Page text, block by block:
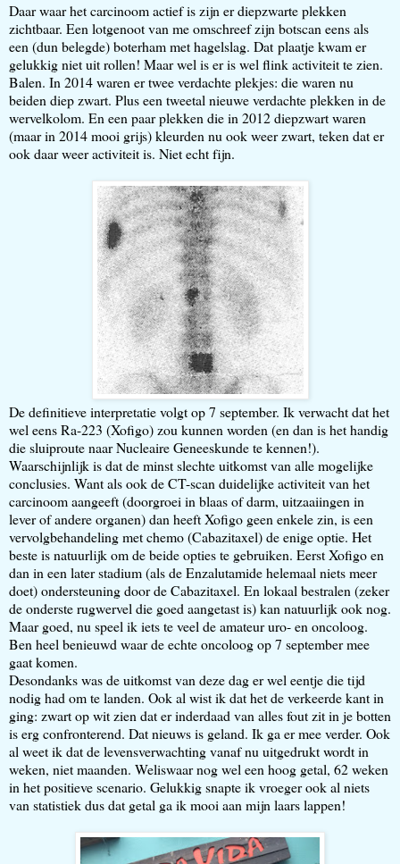
Daar waar het carcinoom actief is zijn er diepzwarte plekken
zichtbaar. Een lotgenoot van me omschreef zijn botscan eens als
een (dun belegde) boterham met hagelslag. Dat plaatje kwam er
gelukkig niet uit rollen! Maar wel is er is wel flink activiteit te zien.
Balen. In 2014 waren er twee verdachte plekjes: die waren nu
beiden diep zwart. Plus een tweetal nieuwe verdachte plekken in de
wervelkolom. En een paar plekken die in 2012 diepzwart waren
(maar in 2014 mooi grijs) kleurden nu ook weer zwart, teken dat er
ook daar weer activiteit is. Niet echt fijn.
De definitieve interpretatie volgt op 7 september. Ik verwacht dat het
wel eens Ra-223 (Xofigo) zou kunnen worden (en dan is het handig
die sluiproute naar Nucleaire Geneeskunde te kennen!).
Waarschijnlijk is dat de minst slechte uitkomst van alle mogelijke
conclusies. Want als ook de CT-scan duidelijke activiteit van het
carcinoom aangeeft (doorgroei in blaas of darm, uitzaaiingen in
lever of andere organen) dan heeft Xofigo geen enkele zin, is een
vervolgbehandeling met chemo (Cabazitaxel) de enige optie. Het
beste is natuurlijk om de beide opties te gebruiken. Eerst Xofigo en
dan in een later stadium (als de Enzalutamide helemaal niets meer
doet) ondersteuning door de Cabazitaxel. En lokaal bestralen (zeker
de onderste rugwervel die goed aangetast is) kan natuurlijk ook nog.
Maar goed, nu speel ik iets te veel de amateur uro- en oncoloog.
Ben heel benieuwd waar de echte oncoloog op 7 september mee
gaat komen.
Desondanks was de uitkomst van deze dag er wel eentje die tijd
nodig had om te landen. Ook al wist ik dat het de verkeerde kant in
ging: zwart op wit zien dat er inderdaad van alles fout zit in je botten
is erg confronterend. Dat nieuws is geland. Ik ga er mee verder. Ook
al weet ik dat de levensverwachting vanaf nu uitgedrukt wordt in
weken, niet maanden. Weliswaar nog wel een hoog getal, 62 weken
in het positieve scenario. Gelukkig snapte ik vroeger ook al niets
van statistiek dus dat getal ga ik mooi aan mijn laars lappen!